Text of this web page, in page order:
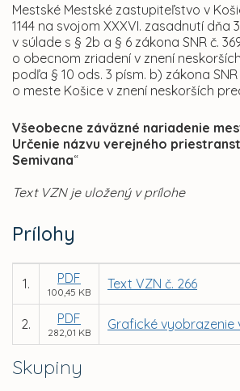
Skupiny
Mestské Mestské zastupiteľstvo v
1144 na svojom XXXVI. zasadnutí dňa
v súlade s § 2b a § 6 zákona SNR č.
o obecnom zriadení v znení
podľa § 10 ods. 3 písm. b) zákona SNR
o meste Košice v znení neskorších
Všeobecne záväzné nariadenie
Určenie názvu verejného
Semivana“
Text VZN je uložený v prílohe
Prílohy
1. PDF
100,45 KB
Text VZN č. 266
2. PDF
282,01 KB
Grafické